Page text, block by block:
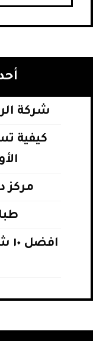
شركة
كيفية